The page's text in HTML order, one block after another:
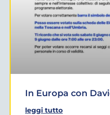
In Europa con
leggi tutto